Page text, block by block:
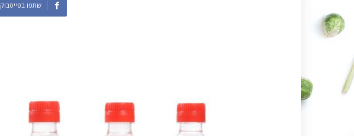
שתפו בפייסבוק